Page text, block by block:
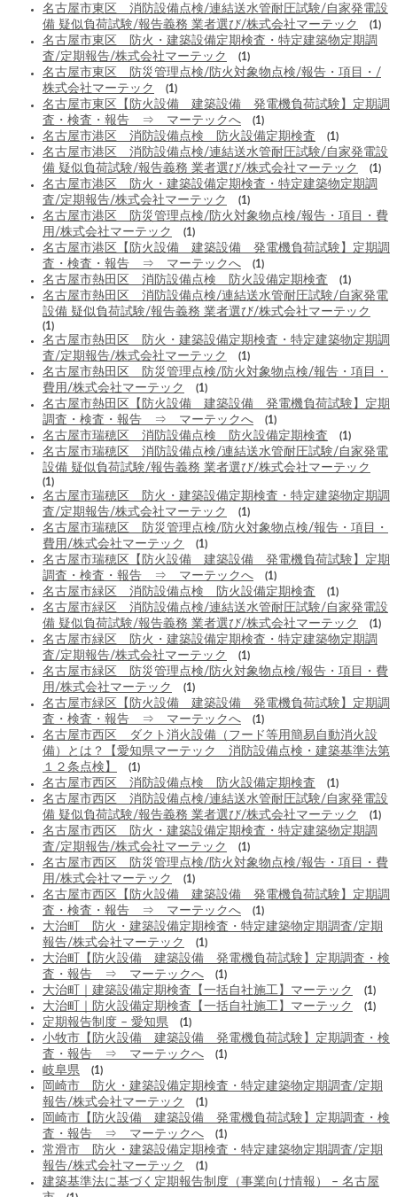
名古屋市東区 消防設備点検/連結送水管耐圧試験/自家発電設
備 疑似負荷試験/報告義務 業者選び/株式会社マーテック
(1)
名古屋市東区 防火・建築設備定期検査・特定建築物定期調
査/定期報告/株式会社マーテック
(1)
名古屋市東区 防災管理点検/防火対象物点検/報告・項目・/
株式会社マーテック
(1)
名古屋市東区【防火設備 建築設備 発電機負荷試験】定期調
査・検査・報告 ⇒ マーテックへ
(1)
名古屋市港区 消防設備点検 防火設備定期検査 (1)
名古屋市港区 消防設備点検/連結送水管耐圧試験/自家発電設
備 疑似負荷試験/報告義務 業者選び/株式会社マーテック
(1)
名古屋市港区 防火・建築設備定期検査・特定建築物定期調
査/定期報告/株式会社マーテック
(1)
名古屋市港区 防災管理点検/防火対象物点検/報告・項目・費
用/株式会社マーテック
(1)
名古屋市港区【防火設備 建築設備 発電機負荷試験】定期調
査・検査・報告 ⇒ マーテックへ
(1)
名古屋市熱田区 消防設備点検 防火設備定期検査 (1)
名古屋市熱田区 消防設備点検/連結送水管耐圧試験/自家発電
設備 疑似負荷試験/報告義務 業者選び/株式会社マーテック
(1)
名古屋市熱田区 防火・建築設備定期検査・特定建築物定期調
査/定期報告/株式会社マーテック
(1)
名古屋市熱田区 防災管理点検/防火対象物点検/報告・項目・
費用/株式会社マーテック
(1)
名古屋市熱田区【防火設備 建築設備 発電機負荷試験】定期
調査・検査・報告 ⇒ マーテックへ
(1)
名古屋市瑞穂区 消防設備点検 防火設備定期検査 (1)
名古屋市瑞穂区 消防設備点検/連結送水管耐圧試験/自家発電
設備 疑似負荷試験/報告義務 業者選び/株式会社マーテック
(1)
名古屋市瑞穂区 防火・建築設備定期検査・特定建築物定期調
査/定期報告/株式会社マーテック
(1)
名古屋市瑞穂区 防災管理点検/防火対象物点検/報告・項目・
費用/株式会社マーテック
(1)
名古屋市瑞穂区【防火設備 建築設備 発電機負荷試験】定期
調査・検査・報告 ⇒ マーテックへ
(1)
名古屋市緑区 消防設備点検 防火設備定期検査 (1)
名古屋市緑区 消防設備点検/連結送水管耐圧試験/自家発電設
備 疑似負荷試験/報告義務 業者選び/株式会社マーテック
(1)
名古屋市緑区 防火・建築設備定期検査・特定建築物定期調
査/定期報告/株式会社マーテック
(1)
名古屋市緑区 防災管理点検/防火対象物点検/報告・項目・費
用/株式会社マーテック
(1)
名古屋市緑区【防火設備 建築設備 発電機負荷試験】定期調
査・検査・報告 ⇒ マーテックへ
(1)
名古屋市西区 ダクト消火設備（フード等用簡易自動消火設
備）とは？【愛知県マーテック 消防設備点検・建築基準法第
１２条点検】
(1)
名古屋市西区 消防設備点検 防火設備定期検査 (1)
名古屋市西区 消防設備点検/連結送水管耐圧試験/自家発電設
備 疑似負荷試験/報告義務 業者選び/株式会社マーテック
(1)
名古屋市西区 防火・建築設備定期検査・特定建築物定期調
査/定期報告/株式会社マーテック
(1)
名古屋市西区 防災管理点検/防火対象物点検/報告・項目・費
用/株式会社マーテック
(1)
名古屋市西区【防火設備 建築設備 発電機負荷試験】定期調
査・検査・報告 ⇒ マーテックへ
(1)
大治町 防火・建築設備定期検査・特定建築物定期調査/定期
報告/株式会社マーテック
(1)
大治町【防火設備 建築設備 発電機負荷試験】定期調査・検
査・報告 ⇒ マーテックへ
(1)
大治町｜建築設備定期検査【一括自社施工】マーテック (1)
大治町｜防火設備定期検査【一括自社施工】マーテック (1)
定期報告制度 – 愛知県 (1)
小牧市【防火設備 建築設備 発電機負荷試験】定期調査・検
査・報告 ⇒ マーテックへ
(1)
岐阜県 (1)
岡崎市 防火・建築設備定期検査・特定建築物定期調査/定期
報告/株式会社マーテック
(1)
岡崎市【防火設備 建築設備 発電機負荷試験】定期調査・検
査・報告 ⇒ マーテックへ
(1)
常滑市 防火・建築設備定期検査・特定建築物定期調査/定期
報告/株式会社マーテック
(1)
建築基準法に基づく定期報告制度（事業向け情報） – 名古屋